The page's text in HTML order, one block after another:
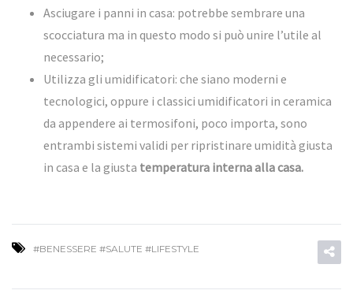
Asciugare i panni in casa: potrebbe sembrare una
scocciatura ma in questo modo si può unire l’utile al
necessario;
Utilizza gli umidificatori: che siano moderni e
tecnologici, oppure i classici umidificatori in ceramica
da appendere ai termosifoni, poco importa, sono
entrambi sistemi validi per ripristinare umidità giusta
in casa e la giusta temperatura interna alla casa.
#BENESSERE #SALUTE #LIFESTYLE